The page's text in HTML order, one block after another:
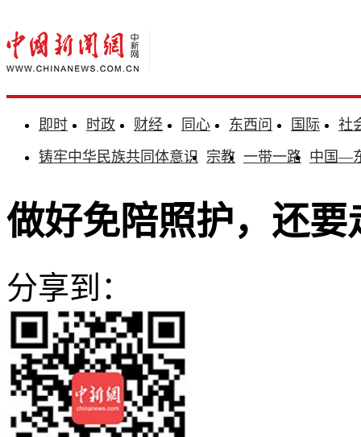
即时 时政 财经 同心 东西问 国际
社
铸牢中华民族共同体意识 宗教 一带一路 中国—
做好免陪照护，还要
分享到：